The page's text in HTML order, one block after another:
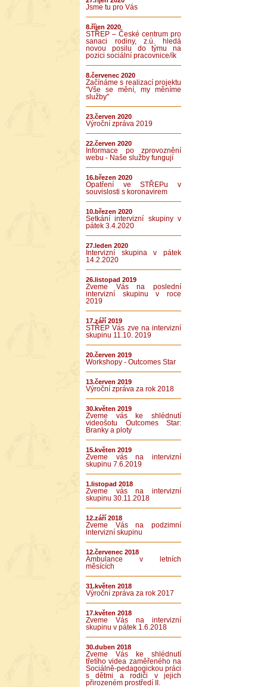
Jsme tu pro Vás
8.říjen 2020
STŘEP – České centrum pro
sanaci rodiny, z.ú. hledá
novou posilu do týmu na
pozici sociální pracovnice/ík
8.červenec 2020
Začínáme s realizací projektu
"Vše se mění, my měníme
služby"
23.červen 2020
Výroční zpráva 2019
22.červen 2020
Informace po zprovoznění
webu - Naše služby fungují
16.březen 2020
Opatření ve STŘEPu v
souvislosti s koronavirem
10.březen 2020
Setkání intervizní skupiny v
pátek 3.4.2020
27.leden 2020
Intervizní skupina v pátek
14.2.2020
26.listopad 2019
Zveme Vás na poslední
intervizní skupinu v roce
2019
17.září 2019
STŘEP Vás zve na intervizní
skupinu 11.10. 2019
20.červen 2019
Workshopy - Outcomes Star
13.červen 2019
Výroční zpráva za rok 2018
30.květen 2019
Zveme vás ke shlédnutí
videošotu Outcomes Star:
Branky a ploty
15.květen 2019
Zveme vás na intervizní
skupinu 7.6.2019
1.listopad 2018
Zveme vás na intervizní
skupinu 30.11.2018
12.září 2018
Zveme Vás na podzimní
intervizní skupinu
12.červenec 2018
Ambulance v letních
měsících
31.květen 2018
Výroční zpráva za rok 2017
17.květen 2018
Zveme Vás na intervizní
skupinu v pátek 1.6.2018
30.duben 2018
Zveme Vás ke shlédnutí
třetího videa zaměřeného na
Sociálně-pedagogickou práci
s dětmi a rodiči v jejich
přirozeném prostředí II.